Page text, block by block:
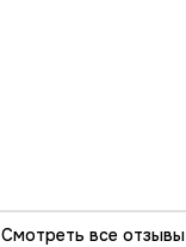
Смотреть все отзывы